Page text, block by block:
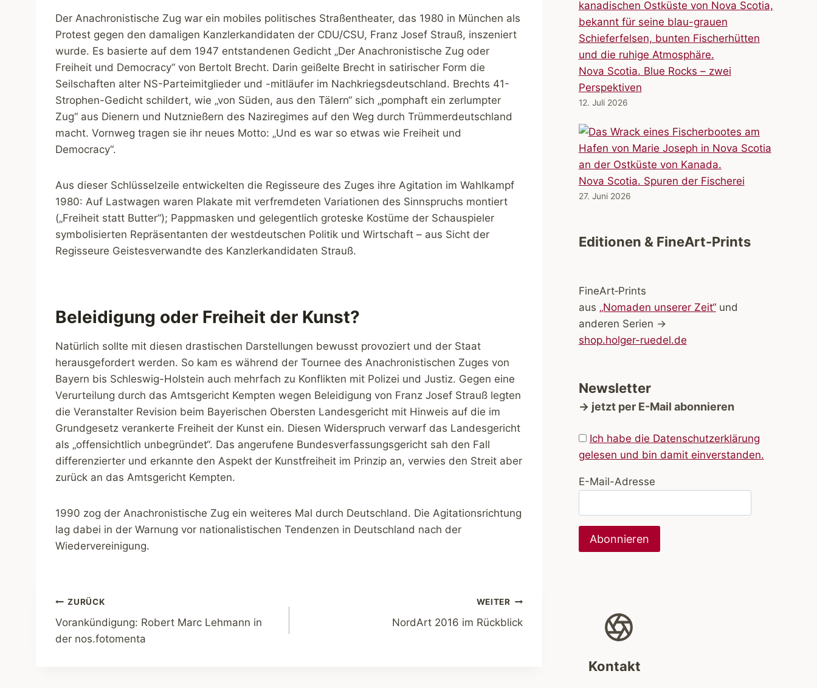
Der Anachronistische Zug war ein mobiles politisches Straßentheater, das 1980 in München als
Protest gegen den damaligen Kanzlerkandidaten der CDU/CSU, Franz Josef Strauß, inszeniert
wurde. Es basierte auf dem 1947 entstandenen Gedicht „Der Anachronistische Zug oder
Freiheit und Democracy“ von Bertolt Brecht. Darin geißelte Brecht in satirischer Form die
Seilschaften alter NS-Parteimitglieder und -mitläufer im Nachkriegsdeutschland. Brechts 41-
Strophen-Gedicht schildert, wie „von Süden, aus den Tälern“ sich „pomphaft ein zerlumpter
Zug“ aus Dienern und Nutznießern des Naziregimes auf den Weg durch Trümmerdeutschland
macht. Vornweg tragen sie ihr neues Motto: „Und es war so etwas wie Freiheit und
Democracy“.
Aus dieser Schlüsselzeile entwickelten die Regisseure des Zuges ihre Agitation im Wahlkampf
1980: Auf Lastwagen waren Plakate mit verfremdeten Variationen des Sinnspruchs montiert
(„Freiheit statt Butter“); Pappmasken und gelegentlich groteske Kostüme der Schauspieler
symbolisierten Repräsentanten der westdeutschen Politik und Wirtschaft – aus Sicht der
Regisseure Geistesverwandte des Kanzlerkandidaten Strauß.
Beleidigung oder Freiheit der Kunst?
Natürlich sollte mit diesen drastischen Darstellungen bewusst provoziert und der Staat
herausgefordert werden. So kam es während der Tournee des Anachronistischen Zuges von
Bayern bis Schleswig-Holstein auch mehrfach zu Konflikten mit Polizei und Justiz. Gegen eine
Verurteilung durch das Amtsgericht Kempten wegen Beleidigung von Franz Josef Strauß legten
die Veranstalter Revision beim Bayerischen Obersten Landesgericht mit Hinweis auf die im
Grundgesetz verankerte Freiheit der Kunst ein. Diesen Widerspruch verwarf das Landesgericht
als „offensichtlich unbegründet“. Das angerufene Bundesverfassungsgericht sah den Fall
differenzierter und erkannte den Aspekt der Kunstfreiheit im Prinzip an, verwies den Streit aber
zurück an das Amtsgericht Kempten.
1990 zog der Anachronistische Zug ein weiteres Mal durch Deutschland. Die Agitationsrichtung
lag dabei in der Warnung vor nationalistischen Tendenzen in Deutschland nach der
Wiedervereinigung.
Beitragsnavigation
ZURÜCK
Vorankündigung: Robert Marc Lehmann in
der nos.fotomenta
WEITER
NordArt 2016 im Rückblick
Nova Scotia. Blue Rocks – zwei
Perspektiven
12. Juli 2026
Nova Scotia. Spuren der Fischerei
27. Juni 2026
Editionen & FineArt-Prints
FineArt‑Prints
aus „Nomaden unserer Zeit“und
anderen Serien →
shop.holger-ruedel.de
Newsletter
→ jetzt per E-Mail abonnieren
Ich habe die Datenschutzerklärung
gelesen und bin damit einverstanden.
E-Mail-Adresse
Kontakt